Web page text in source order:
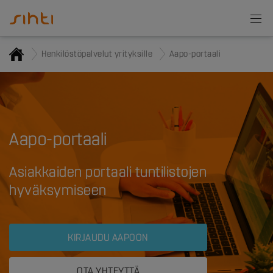
Henkilöstöpalvelut yrityksille Aapo-portaali
Aapo-portaali
Asiakkaiden portaali tuntilistojen
hyväksymiseen
KIRJAUDU AAPOON
OTA YHTEYTTÄ